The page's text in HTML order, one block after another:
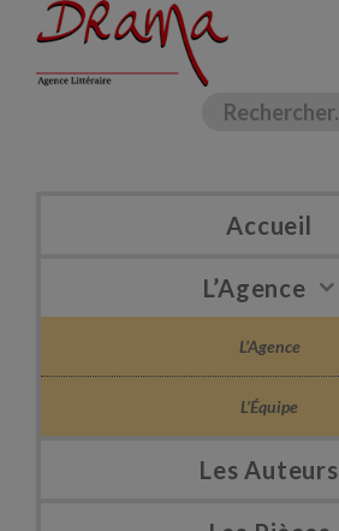
Accueil
L’Agence
L’Agence
L’Équipe
Les Auteurs